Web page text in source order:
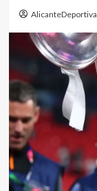
AlicanteDeportiva